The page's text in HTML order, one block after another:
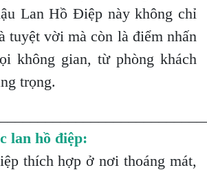
Lan Hồ Điệp này không chỉ
tuyệt vời mà còn là điểm nhấn
không gian, từ phòng khách
trọng.
lan hồ điệp:
thích hợp ở nơi thoáng mát,